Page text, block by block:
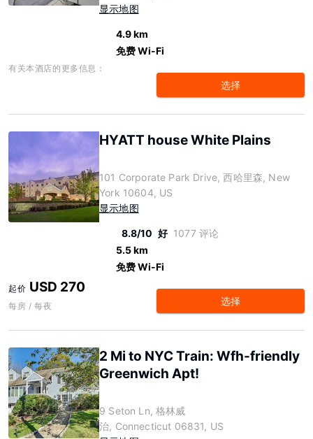
显示地图
4.9 km
免费 Wi-Fi
有关本酒店的更多信息：
选择
HYATT house White Plains
101 Corporate Park Drive, 西哈里森, New
York 10604, US
显示地图
8.8/10 好 1077 评论
5.5 km
免费 Wi-Fi
起价 USD 270
每房 / 每夜 选择
2 Mi to NYC Train: Wfh-friendly
Greenwich Apt!
9 Seton Ln, 格林威
治, Connecticut 06831, US